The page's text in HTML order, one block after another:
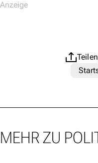
Teilen
MEHR ZU